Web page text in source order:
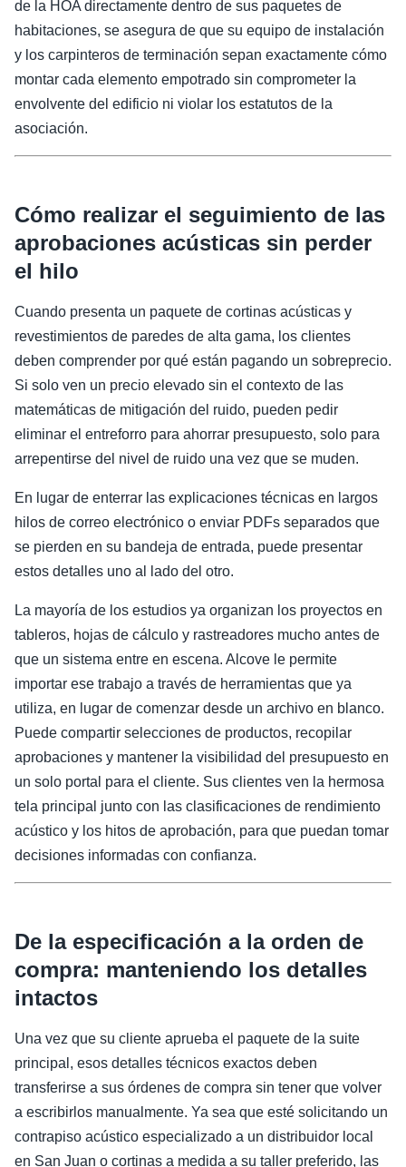
de la HOA directamente dentro de sus paquetes de
habitaciones, se asegura de que su equipo de instalación
y los carpinteros de terminación sepan exactamente cómo
montar cada elemento empotrado sin comprometer la
envolvente del edificio ni violar los estatutos de la
asociación.
Cómo realizar el seguimiento de las
aprobaciones acústicas sin perder
el hilo
Cuando presenta un paquete de cortinas acústicas y
revestimientos de paredes de alta gama, los clientes
deben comprender por qué están pagando un sobreprecio.
Si solo ven un precio elevado sin el contexto de las
matemáticas de mitigación del ruido, pueden pedir
eliminar el entreforro para ahorrar presupuesto, solo para
arrepentirse del nivel de ruido una vez que se muden.
En lugar de enterrar las explicaciones técnicas en largos
hilos de correo electrónico o enviar PDFs separados que
se pierden en su bandeja de entrada, puede presentar
estos detalles uno al lado del otro.
La mayoría de los estudios ya organizan los proyectos en
tableros, hojas de cálculo y rastreadores mucho antes de
que un sistema entre en escena. Alcove le permite
importar ese trabajo a través de herramientas que ya
utiliza, en lugar de comenzar desde un archivo en blanco.
Puede compartir selecciones de productos, recopilar
aprobaciones y mantener la visibilidad del presupuesto en
un solo portal para el cliente. Sus clientes ven la hermosa
tela principal junto con las clasificaciones de rendimiento
acústico y los hitos de aprobación, para que puedan tomar
decisiones informadas con confianza.
De la especificación a la orden de
compra: manteniendo los detalles
intactos
Una vez que su cliente aprueba el paquete de la suite
principal, esos detalles técnicos exactos deben
transferirse a sus órdenes de compra sin tener que volver
a escribirlos manualmente. Ya sea que esté solicitando un
contrapiso acústico especializado a un distribuidor local
en San Juan o cortinas a medida a su taller preferido, las